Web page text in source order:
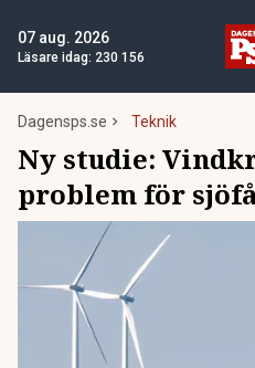
07 aug. 2026
Läsare idag: 230 156
Dagensps.se Teknik
Ny studie:
problem för